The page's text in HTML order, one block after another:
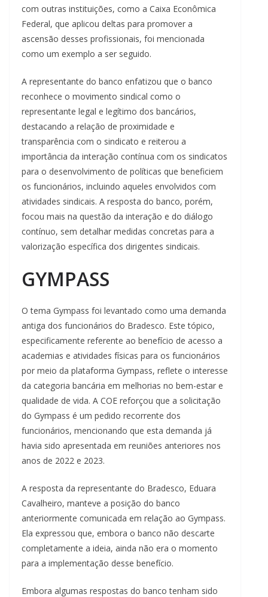
com outras instituições, como a Caixa Econômica
Federal, que aplicou deltas para promover a
ascensão desses profissionais, foi mencionada
como um exemplo a ser seguido.
A representante do banco enfatizou que o banco
reconhece o movimento sindical como o
representante legal e legítimo dos bancários,
destacando a relação de proximidade e
transparência com o sindicato e reiterou a
importância da interação contínua com os sindicatos
para o desenvolvimento de políticas que beneficiem
os funcionários, incluindo aqueles envolvidos com
atividades sindicais. A resposta do banco, porém,
focou mais na questão da interação e do diálogo
contínuo, sem detalhar medidas concretas para a
valorização específica dos dirigentes sindicais.
GYMPASS
O tema Gympass foi levantado como uma demanda
antiga dos funcionários do Bradesco. Este tópico,
especificamente referente ao benefício de acesso a
academias e atividades físicas para os funcionários
por meio da plataforma Gympass, reflete o interesse
da categoria bancária em melhorias no bem-estar e
qualidade de vida. A COE reforçou que a solicitação
do Gympass é um pedido recorrente dos
funcionários, mencionando que esta demanda já
havia sido apresentada em reuniões anteriores nos
anos de 2022 e 2023.
A resposta da representante do Bradesco, Eduara
Cavalheiro, manteve a posição do banco
anteriormente comunicada em relação ao Gympass.
Ela expressou que, embora o banco não descarte
completamente a ideia, ainda não era o momento
para a implementação desse benefício.
Embora algumas respostas do banco tenham sido